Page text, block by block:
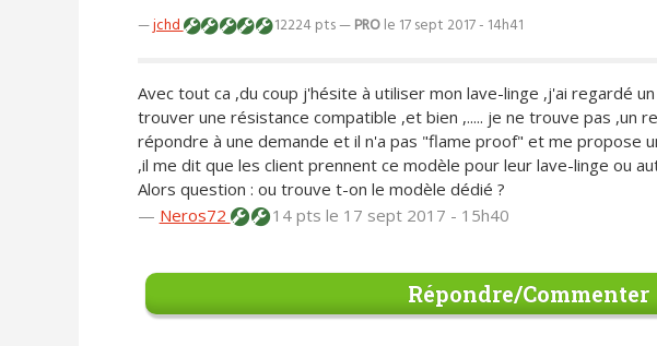
—jchd 12224 pts —PRO le 17 sept 2017 - 14h41
Avec tout ca ,du coup j'hésite à utiliser mon lave-linge ,j'ai regardé
trouver une résistance compatible ,et bien ,..... je ne trouve pas ,un
répondre à une demande et il n'a pas "flame proof" et me propose
,il me dit que les client prennent ce modèle pour leur lave-linge ou
Alors question : ou trouve t-on le modèle dédié ?
— Neros72 14 pts le 17 sept 2017 - 15h40
Répondre/Commenter